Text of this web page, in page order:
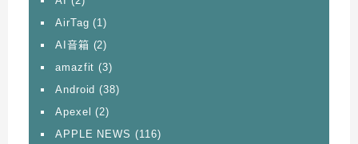
AirTag (1)
AI音箱 (2)
amazfit (3)
Android (38)
Apexel (2)
APPLE NEWS (116)